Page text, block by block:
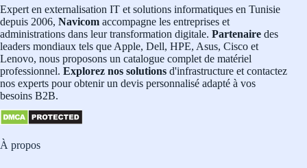
Expert en externalisation IT et solutions informatiques en Tunisie
depuis 2006, Navicom accompagne les entreprises et
administrations dans leur transformation digitale. Partenaire des
leaders mondiaux tels que Apple, Dell, HPE, Asus, Cisco et
Lenovo, nous proposons un catalogue complet de matériel
professionnel. Explorez nos solutions d'infrastructure et contactez
nos experts pour obtenir un devis personnalisé adapté à vos
besoins B2B.
À propos